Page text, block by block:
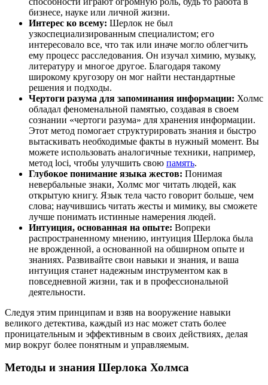
бизнесе, науке или личной жизни.
Интерес ко всему: Шерлок не был
узкоспециализированным специалистом; его
интересовало все, что так или иначе могло облегчить
ему процесс расследования. Он изучал химию, музыку,
литературу и многое другое. Благодаря такому
широкому кругозору он мог найти нестандартные
решения и подходы.
Чертоги разума для запоминания информации: Холмс
обладал феноменальной памятью, создавая в своем
сознании «чертоги разума» для хранения информации.
Этот метод помогает структурировать знания и быстро
вытаскивать необходимые факты в нужный момент. Вы
можете использовать аналогичные техники, например,
метод loci, чтобы улучшить свою память.
Глубокое понимание языка жестов: Понимая
невербальные знаки, Холмс мог читать людей, как
открытую книгу. Язык тела часто говорит больше, чем
слова; научившись читать жесты и мимику, вы сможете
лучше понимать истинные намерения людей.
Интуиция, основанная на опыте: Вопреки
распространенному мнению, интуиция Шерлока была
не врожденной, а основанной на обширном опыте и
знаниях. Развивайте свои навыки и знания, и ваша
интуиция станет надежным инструментом как в
повседневной жизни, так и в профессиональной
деятельности.
Следуя этим принципам и взяв на вооружение навыки
великого детектива, каждый из нас может стать более
проницательным и эффективным в своих действиях, делая
мир вокруг более понятным и управляемым.
Методы и знания Шерлока Холмса